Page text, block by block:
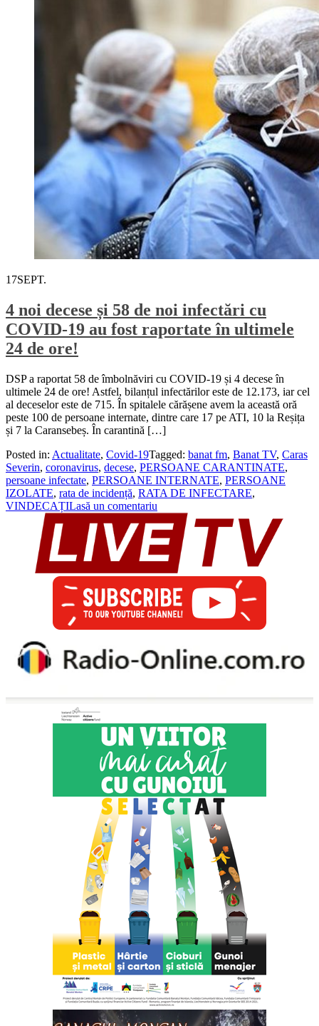
17SEPT.
4 noi decese și 58 de noi infectări cu
COVID-19 au fost raportate în ultimele
24 de ore!
DSP a raportat 58 de îmbolnăviri cu COVID-19 și 4 decese în
ultimele 24 de ore! Astfel, bilanțul infectărilor este de 12.173, iar cel
al deceselor este de 715. În spitalele cărășene avem la această oră
peste 100 de persoane internate, dintre care 17 pe ATI, 10 la Reșița
și 7 la Caransebeș. În carantină […]
Posted in: Actualitate, Covid-19Tagged: banat fm, Banat TV, Caras
Severin, coronavirus, decese, PERSOANE CARANTINATE,
persoane infectate, PERSOANE INTERNATE, PERSOANE
IZOLATE, rata de incidență, RATA DE INFECTARE,
VINDECAȚILasă un comentariu